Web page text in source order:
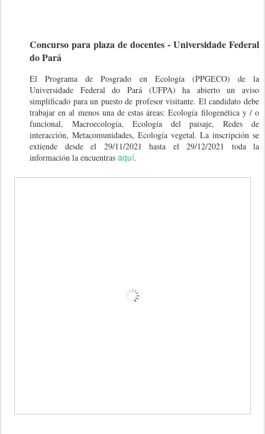
Concurso para plaza de docentes - Universidade Federal
do Pará
El Programa de Posgrado en Ecología (PPGECO) de la
Universidade Federal do Pará (UFPA) ha abierto un aviso
simplificado para un puesto de profesor visitante. El candidato debe
trabajar en al menos una de estas áreas: Ecología filogenética y / o
funcional, Macroecología, Ecología del paisaje, Redes de
interacción, Metacomunidades, Ecología vegetal. La inscripción se
extiende desde el 29/11/2021 hasta el 29/12/2021 toda la
información la encuentras aquí.